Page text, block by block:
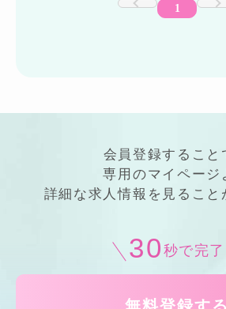
1
会員登録すること
専用のマイページ
詳細 な求人情報 を見ること
30 秒で完了